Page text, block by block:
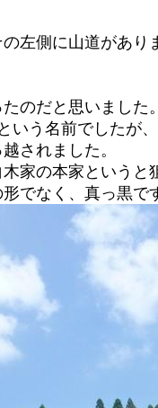
左側に山道があり
のだと思いました。
う名前でしたが
されました。
家の本家という
でなく、真っ黒で